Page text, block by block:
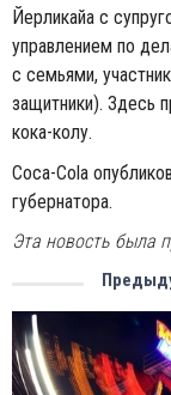
Йерликайа с
управлением по
с семьями,
защитники). Здесь
кока-колу.
Coca-Cola
губернатора.
Эта новость была